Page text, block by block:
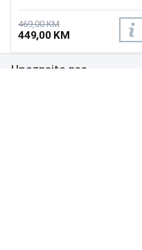
nVidia G-Sync, Osvjetljenje:
400 cd/m², Vrijeme odziva:
1ms, Priključci: 2xHDMI,
Displayport 1.2
469,00 KM
449,00 KM
Upoznajte nas